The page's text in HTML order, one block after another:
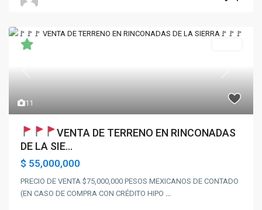
11
Previous Next
VENTA DE TERRENO EN RINCONADAS
DE LA SIE...
$ 55,000,000
PRECIO DE VENTA $75,000,000 PESOS MEXICANOS DE CONTADO
(EN CASO DE COMPRA CON CRÉDITO HIPO